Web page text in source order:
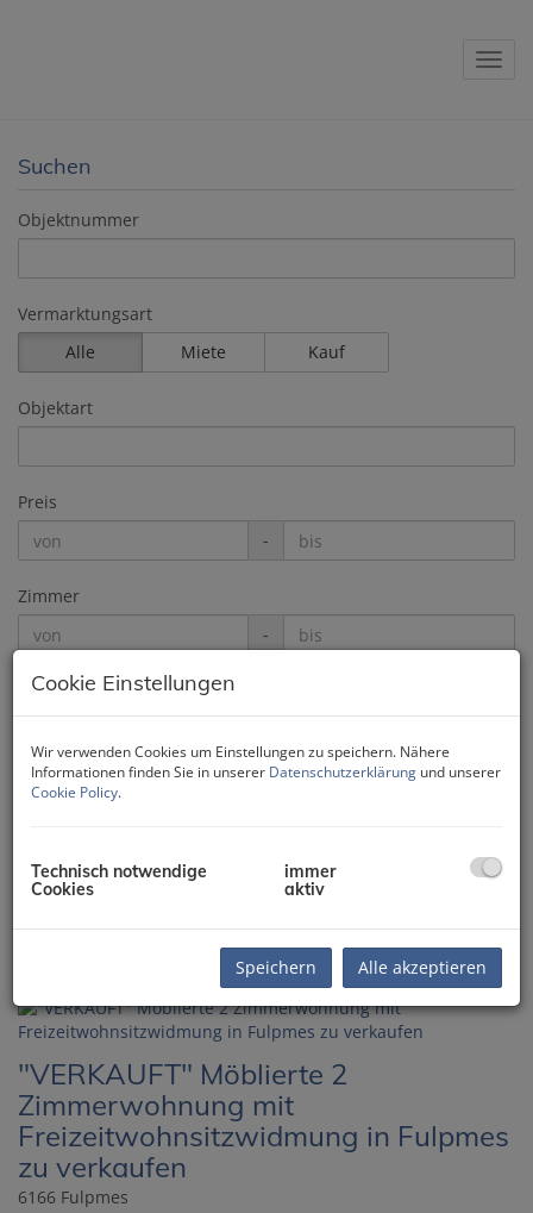
Suchen
Objektnummer
Vermarktungsart
Alle
Miete Kauf
Objektart
Preis
-
Zimmer
-
Wohnfläche (von/bis)
Weitere Suchoptionen
1 2
"VERKAUFT" Möblierte 2
Zimmerwohnung mit
Freizeitwohnsitzwidmung in Fulpmes
zu verkaufen
6166 Fulpmes
Cookie Einstellungen
Wir verwenden Cookies um Einstellungen zu speichern. Nähere
Informationen finden Sie in unserer Datenschutzerklärung und unserer
Cookie Policy.
Technisch notwendige
Cookies
immer
aktiv
Speichern Alle akzeptieren